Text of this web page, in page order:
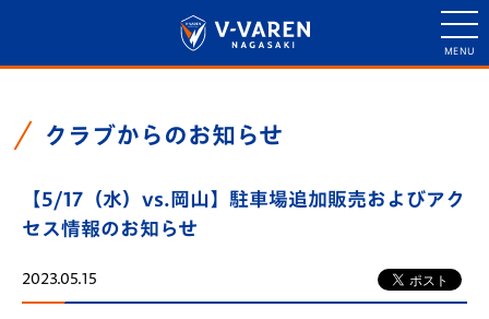
クラブからのお知らせ
【5/17（水）vs.岡山】駐車場追加販売およびアク
セス情報のお知らせ
2023.05.15